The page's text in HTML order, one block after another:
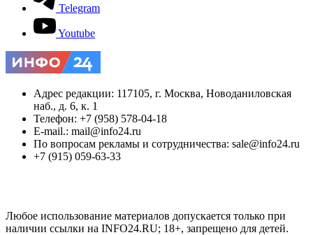
Telegram
Youtube
Адрес редакции: 117105, г. Москва, Новоданиловская
наб., д. 6, к. 1
Телефон: +7 (958) 578-04-18
E-mail.: mail@info24.ru
По вопросам рекламы и сотрудничества: sale@info24.ru
+7 (915) 059-63-33
Любое использование материалов допускается только при
наличии ссылки на INFO24.RU; 18+, запрещено для детей.